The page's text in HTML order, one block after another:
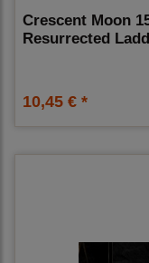
Crescent Moon
Resurrected
10,45 € *